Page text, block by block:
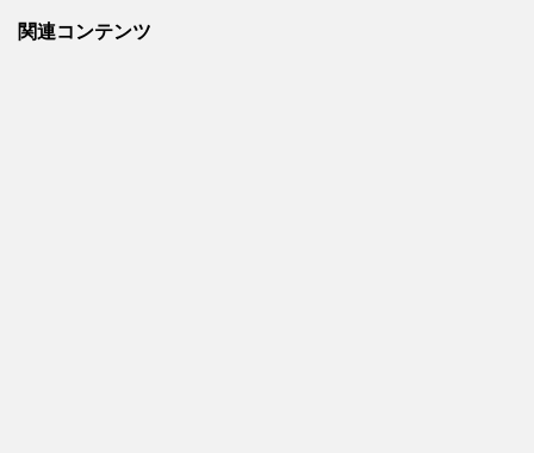
関連コンテンツ